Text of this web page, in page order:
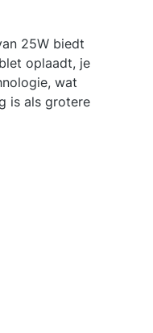
25W biedt
oplaadt, je
wat
is als grotere